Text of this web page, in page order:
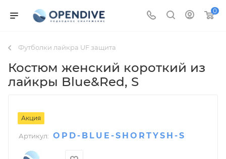
0
Футболки лайкра UF защита
Костюм женский короткий из
лайкры Blue&Red, S
Акция
Артикул: OPD-BLUE-SHORTYSH-S